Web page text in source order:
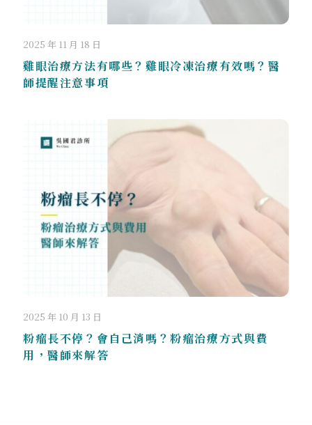
2025 年 11 月 18 日
雞眼治療方法有哪些？雞眼冷凍治療有效嗎？醫
師提醒注意事項
2025 年 10 月 13 日
粉瘤長不停？會自己消嗎？粉瘤治療方式與費
用，醫師來解答